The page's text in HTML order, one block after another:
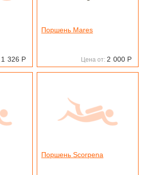
1 326 Р
Поршень Mares
Цена от: 2 000 Р
Поршень Scorpena